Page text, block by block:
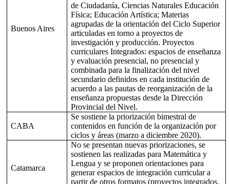
Buenos Aires
de Ciudadanía, Ciencias Naturales Educación
Física; Educación Artística; Materias
agrupadas de la orientación del Ciclo Superior
articuladas en torno a proyectos de
investigación y producción. Proyectos
curriculares Integrados: espacios de enseñanza
y evaluación presencial, no presencial y
combinada para la finalización del nivel
secundario definidos en cada institución de
acuerdo a las pautas de reorganización de la
enseñanza propuestas desde la Dirección
Provincial del Nivel.
CABA
Se sostiene la priorización bimestral de
contenidos en función de la organización por
ciclos y áreas (marzo a diciembre 2020).
Catamarca
No se presentan nuevas priorizaciones, se
sostienen las realizadas para Matemática y
Lengua y se proponen orientaciones para
generar espacios de integración curricular a
partir de otros formatos (proyectos integrados,